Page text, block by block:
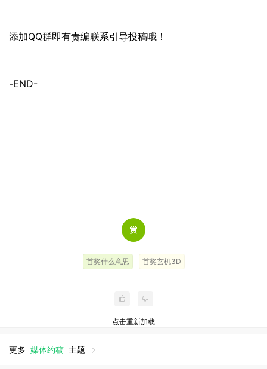
添加QQ群即有责编联系引导投稿哦！
-END-
首奖什么意思 首奖玄机3D
点击重新加载
更多 媒体约稿 主题